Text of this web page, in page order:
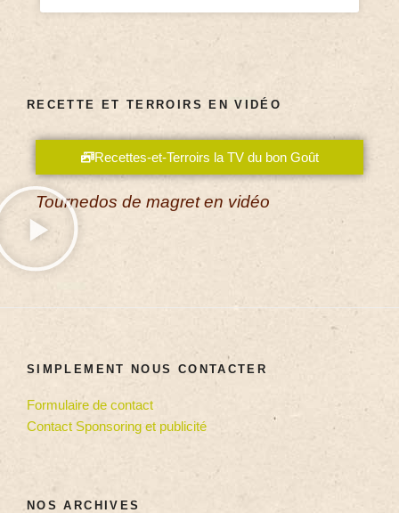
RECETTE ET TERROIRS EN VIDÉO
Recettes-et-Terroirs la TV du bon Goût
Tournedos de magret en vidéo
SIMPLEMENT NOUS CONTACTER
Formulaire de contact
Contact Sponsoring et publicité
NOS ARCHIVES